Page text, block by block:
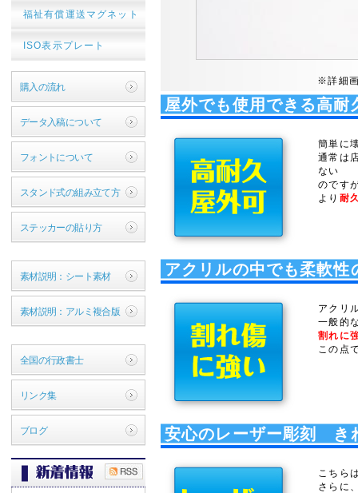
福祉有償運送マグネット
ISO表示プレート
購入の流れ
データ入稿について
フォントについて
スタンド式の組み立て方
ステッカーの貼り方
素材説明：シート素材
素材説明：アルミ複合版
全国の行政書士
リンク集
ブログ
※詳細
屋外でも使用できる高耐
簡単に
通常は
ない
のです
より 耐
アクリルの中でも柔軟
アクリ
一般的
割れに
この点
安心のレーザー彫刻 き
こちら
さらに